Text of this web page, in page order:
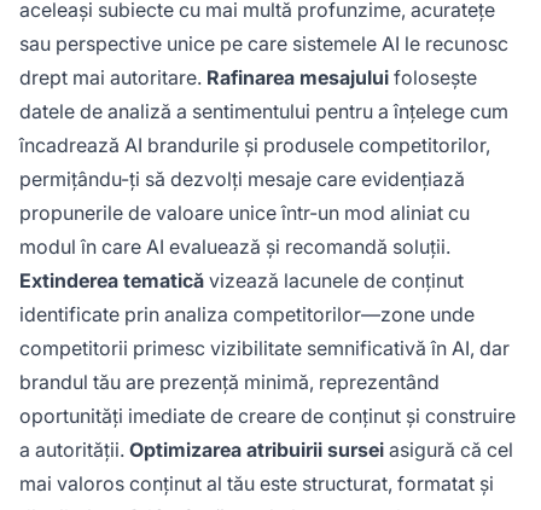
aceleași subiecte cu mai multă profunzime, acuratețe
sau perspective unice pe care sistemele AI le recunosc
drept mai autoritare. Rafinarea mesajului folosește
datele de analiză a sentimentului pentru a înțelege cum
încadrează AI brandurile și produsele competitorilor,
permițându-ți să dezvolți mesaje care evidențiază
propunerile de valoare unice într-un mod aliniat cu
modul în care AI evaluează și recomandă soluții.
Extinderea tematică vizează lacunele de conținut
identificate prin analiza competitorilor—zone unde
competitorii primesc vizibilitate semnificativă în AI, dar
brandul tău are prezență minimă, reprezentând
oportunități imediate de creare de conținut și construire
a autorității. Optimizarea atribuirii sursei asigură că cel
mai valoros conținut al tău este structurat, formatat și